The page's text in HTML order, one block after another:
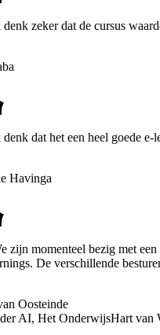
zeker dat de cursus
dat het een heel goede
Havinga
zijn momenteel bezig met
De verschillende
Oosteinde
AI, Het OnderwijsHart van